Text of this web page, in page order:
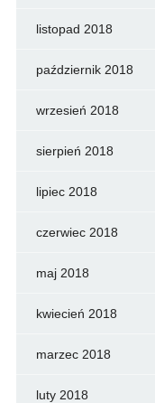
listopad 2018
październik 2018
wrzesień 2018
sierpień 2018
lipiec 2018
czerwiec 2018
maj 2018
kwiecień 2018
marzec 2018
luty 2018